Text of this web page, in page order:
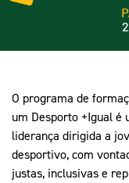
Atletas
Federações
Participação
O programa de
um Desporto +Igual é
liderança dirigida a
desportivo, com
justas, inclusivas e